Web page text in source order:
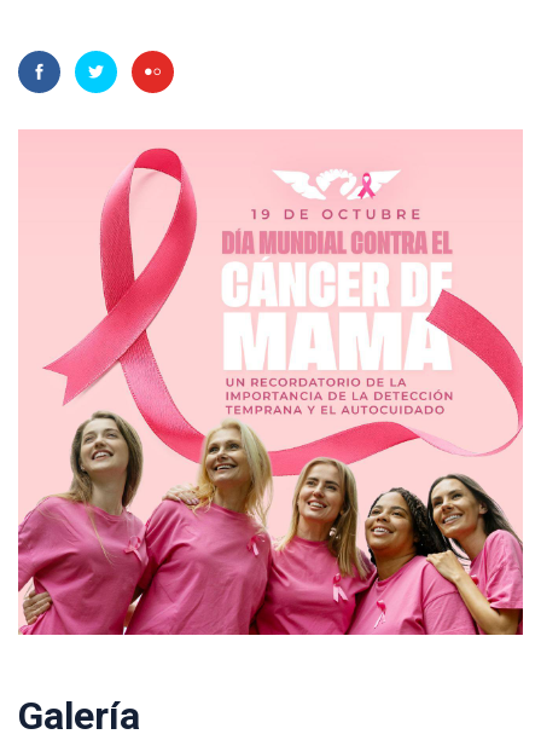
Galería